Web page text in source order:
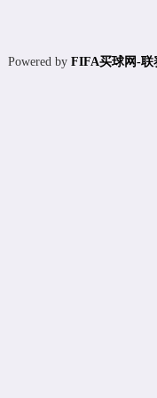
Powered by FIFA买球网-联